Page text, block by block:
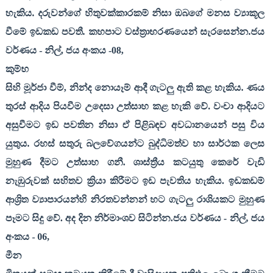
හැකිය. දරුවන්ගේ හිතුවක්කාරකම් නිසා ඔබගේ මනස ව්‍යාකූල
වීමේ ඉඩකඩ පවතී. කහපාට වස්ත්‍රාභරණයෙන් සැරසෙන්න.ජය
වර්ණය - නිල්, ජය අංකය -08,
කුම්භ
සිහි මූර්ජා වීම්, නින්ද නොයෑම් ආදී ගැටලු ඇති කළ හැකිය. ණය
තුරස් ආදිය පියවීම උදෙසා උත්සාහ කළ හැකි වේ. වංචා ආදියට
අසුවීමට ඉඩ පවතින නිසා ඒ පිළිබඳව අවධානයෙන් පසු විය
යුතුය. රහස් සතුරු බලවේගයන්ට බුද්ධිමත්ව හා සාර්ථක ලෙස
මුහුණ දීමට උත්සාහ ගනී. ශාස්ත්‍රීය කටයුතු කෙරේ වැඩි
නැඹුරුවක් සහිතව ක්‍රියා කිරීමට ඉඩ පැවතිය හැකිය. ඉඩකඩම්
ආශ්‍රිත ව්‍යාපාරයන්හි නිරතවන්නන් හට ගැටලු රාශියකට මුහුණ
පෑමට සිදු වේ. අද දින නිර්මාංශව සිටින්න.ජය වර්ණය - නිල්,ජය
අංකය -06,
මීන